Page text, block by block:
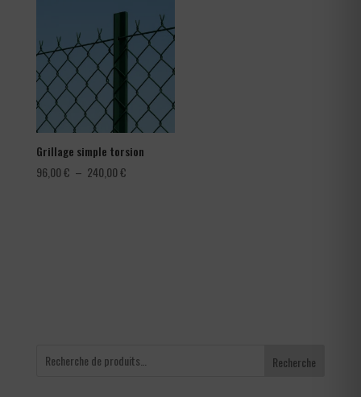
Grillage simple torsion
96,00€ – 240,00€Plage
Recherche